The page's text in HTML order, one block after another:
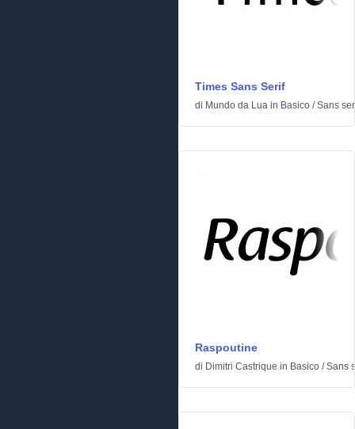
Times Sans Serif
di Mundo da Lua in Basico /Sans
Raspoutine
di Dimitri Castrique in Basico /Sans